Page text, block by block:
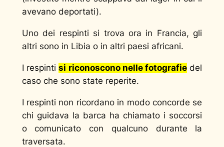
avevano deportati).
Uno dei respinti si trova ora in Francia, gli
altri sono in Libia o in altri paesi africani.
I respintisi riconoscono nelle fotografiedel
caso che sono state reperite.
I respinti non ricordano in modo concorde se
chi guidava la barca ha chiamato i soccorsi
o comunicato con qualcuno durante la
traversata.